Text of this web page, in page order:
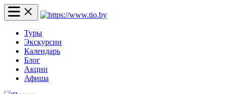
Туры
Экскурсии
Календарь
Блог
Акции
Афиша